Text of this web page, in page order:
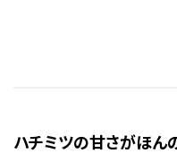
ハチミツの甘さがほん